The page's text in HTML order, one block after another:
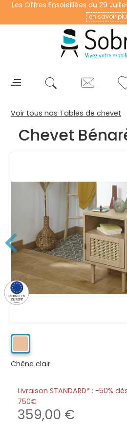
Les Offres Ensoleillées du 29
en savoir
Voir tous nos Tables de chevet
Chevet
Chêne clair
Livraison STANDARD* : -50%
750
359,00